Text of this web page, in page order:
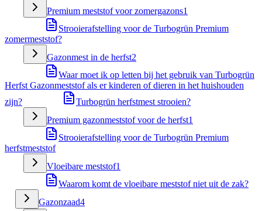
Premium meststof voor zomergazons1
Strooierafstelling voor de Turbogrün Premium
zomermeststof?
Gazonmest in de herfst2
Waar moet ik op letten bij het gebruik van Turbogrün
Herfst Gazonmeststof als er kinderen of dieren in het huishouden
zijn?
Turbogrün herfstmest strooien?
Premium gazonmeststof voor de herfst1
Strooierafstelling voor de Turbogrün Premium
herfstmeststof
Vloeibare meststof1
Waarom komt de vloeibare meststof niet uit de zak?
Gazonzaad4